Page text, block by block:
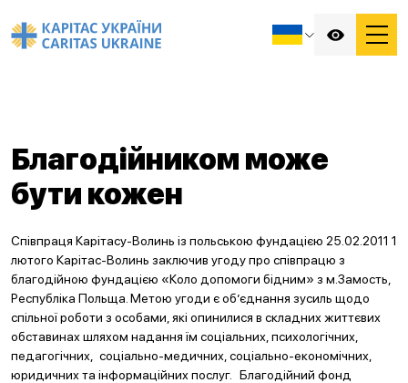
Благодійником може
бути кожен
Співпраця Карітасу-Волинь із польською фундацією 25.02.2011 1
лютого Карітас-Волинь заключив угоду про співпрацю з
благодійною фундацією «Коло допомоги бідним» з м.Замость,
Республіка Польща. Метою угоди є об’єднання зусиль щодо
спільної роботи з особами, які опинилися в складних життєвих
обставинах шляхом надання їм соціальних, психологічних,
педагогічних, соціально-медичних, соціально-економічних,
юридичних та інформаційних послуг. Благодійний фонд